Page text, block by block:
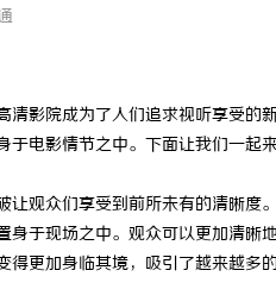
清影院成为了人们追求视听享受
于电影情节之中。下面让我们一起
让观众们享受到前所未有的清晰
身于现场之中。观众可以更加清
得更加身临其境，吸引了越来越多